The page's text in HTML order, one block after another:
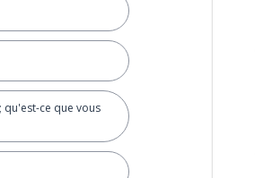
qu'est-ce que vous